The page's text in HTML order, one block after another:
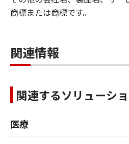
商標または商標です。
関連情報
関連するソリューシ
医療